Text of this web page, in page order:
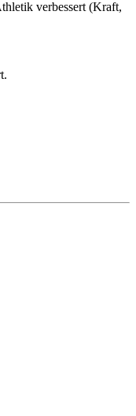
verbessert (Kraft,